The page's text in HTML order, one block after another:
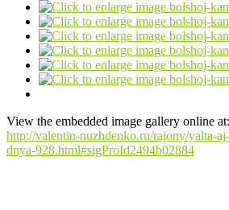
View the embedded image gallery online at:
http://valentin-nuzhdenko.ru/rajony/yalta-
dnya-928.html#sigProId2494b02884